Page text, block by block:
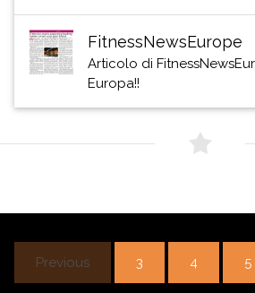
FitnessNewsEurope
Articolo di
Europa!!
Previous 3 4 5